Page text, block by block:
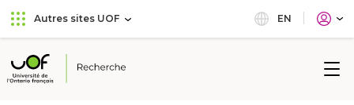
Aller
au
principal
Passer
au
Autres sites UOF EN
Université